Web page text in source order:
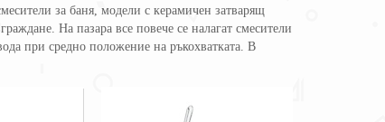
за баня, модели с керамичен затварящ
На пазара все повече се налагат смесители
при средно положение на ръкохватката. В